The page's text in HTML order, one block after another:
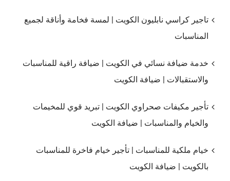
تاجير كراسي نابليون الكويت | لمسة فخامة وأناقة لجميع
المناسبات
خدمة ضيافة نسائي في الكويت | ضيافة راقية للمناسبات
والاستقبالات | ضيافة الكويت
تأجير مكيفات صحراوي الكويت | تبريد قوي للمخيمات
والخيام والمناسبات | ضيافة الكويت
خيام ملكية للمناسبات | تأجير خيام فاخرة للمناسبات
بالكويت | ضيافة الكويت